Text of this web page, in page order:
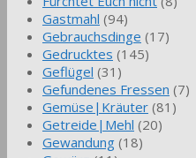
Gastmahl (94)
Gebrauchsdinge (17)
Gedrucktes (145)
Geflügel (31)
Gefundenes Fressen (7)
Gemüse|Kräuter (81)
Getreide|Mehl (20)
Gewandung (18)